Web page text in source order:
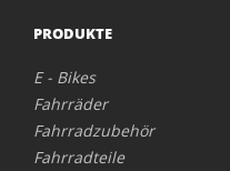
PRODUKTE
E - Bikes
Fahrräder
Fahrradzubehör
Fahrradteile